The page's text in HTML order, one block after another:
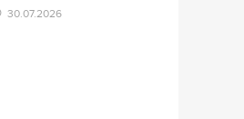
30.07.2026